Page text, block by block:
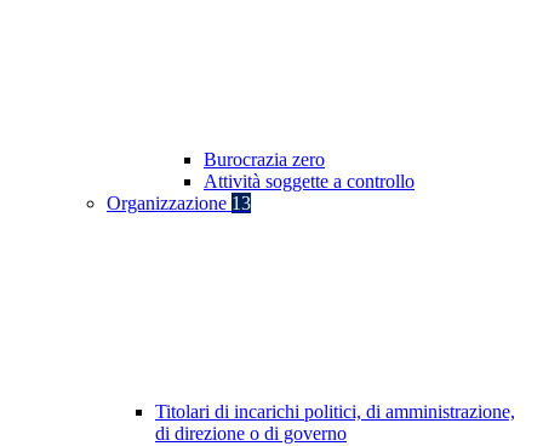
Burocrazia zero
Attività soggette a controllo
Organizzazione 13
Titolari di incarichi politici, di amministrazione,
di direzione o di governo